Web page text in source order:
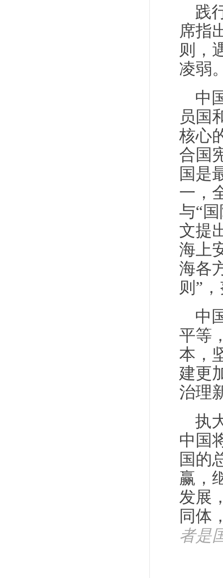
践
席指
则，
凌弱
中
员国
核心
合国
国是
一，
与“
文提
海上
海各
则”
中
平等
本，
建更
治理
执
中国
国的
赢，
发展
同体
者是